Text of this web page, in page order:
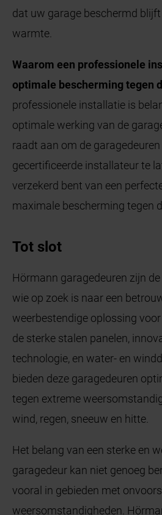
dat uw garage beschermd
warmte.
Waarom een professionele
optimale bescherming tegen
professionele installatie is
optimale werking van de
raadt aan om de
gecertificeerde installateur te
verzekerd bent van een
maximale bescherming tegen
Tot slot
Hörmann garagedeuren zijn
wie op zoek is naar een
weerbestendige oplossing
de sterke stalen panelen,
technologie, en water- en
bieden deze garagedeuren
tegen extreme
wind, regen, sneeuw en hitte.
Het belang van een sterke en
garagedeur kan niet genoeg
vooral in gebieden met
weersomstandigheden.